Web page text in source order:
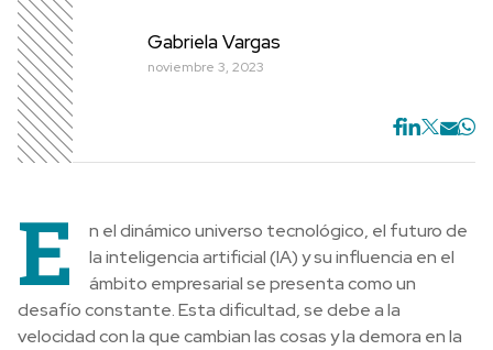
Gabriela Vargas
noviembre 3, 2023
E
n el dinámico universo tecnológico, el futuro de
la inteligencia artificial (IA) y su influencia en el
ámbito empresarial se presenta como un
desafío constante. Esta dificultad, se debe a la
velocidad con la que cambian las cosas y la demora en la